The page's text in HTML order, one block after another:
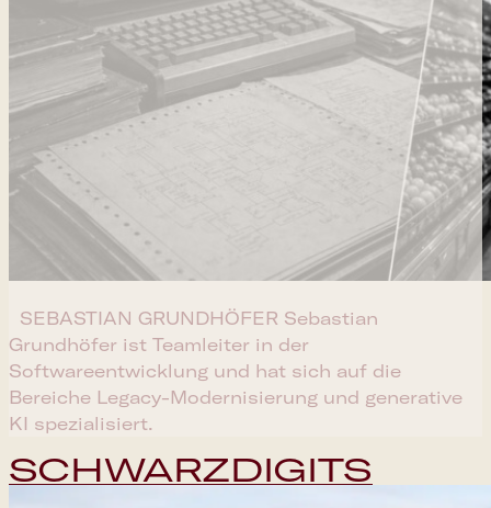
SEBASTIAN GRUNDHÖFER​ Sebastian
Grundhöfer ist Teamleiter in der
Softwareentwicklung und hat sich auf die
Bereiche Legacy-Modernisierung und generative
KI spezialisiert.
SCHWARZDIGITS